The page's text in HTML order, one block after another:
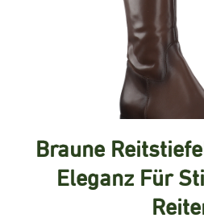
Braune
Eleganz Für